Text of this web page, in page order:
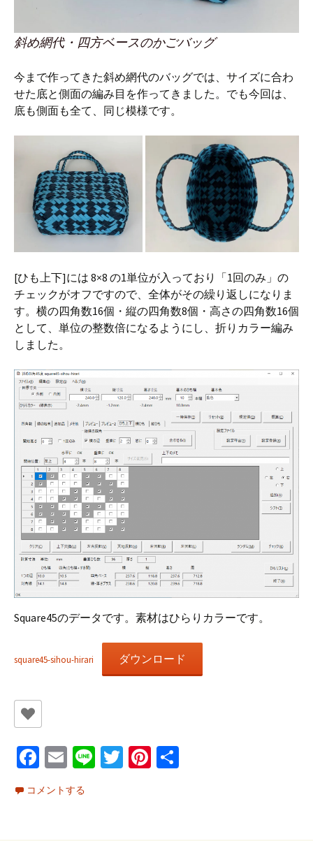
斜め網代・四方ベースのかごバッグ
今まで作ってきた斜め網代のバッグでは、サイズに合わ
せた底と側面の編み目を作ってきました。でも今回は、
底も側面も全て、同じ模様です。
[ひも上下]には 8×8 の1単位が入っており「1回のみ」の
チェックがオフですので、全体がその繰り返しになりま
す。横の四角数16個・縦の四角数8個・高さの四角数16個
として、単位の整数倍になるようにし、折りカラー編み
しました。
Square45のデータです。素材はひらりカラーです。
square45-sihou-hirari ダウンロード
Fa
ce
b
E
m
ai
Li T
Pi
コメントする